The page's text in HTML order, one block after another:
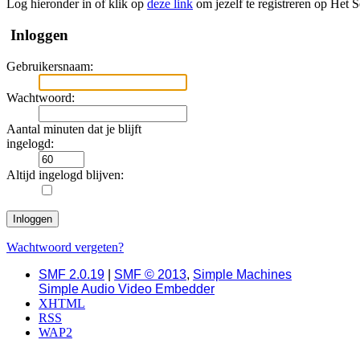
Log hieronder in of klik op deze link om jezelf te registreren op Het
Inloggen
Gebruikersnaam:
Wachtwoord:
Aantal minuten dat je blijft
ingelogd:
Altijd ingelogd blijven:
Wachtwoord vergeten?
SMF 2.0.19
SMF © 2013, Simple Machines
Simple Audio Video Embedder
XHTML
RSS
WAP2